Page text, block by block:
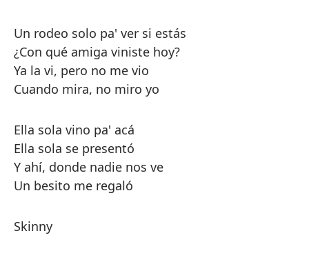
Un rodeo solo pa' ver si estás
¿Con qué amiga viniste hoy?
Ya la vi, pero no me vio
Cuando mira, no miro yo
Ella sola vino pa' acá
Ella sola se presentó
Y ahí, donde nadie nos ve
Un besito me regaló
Skinny